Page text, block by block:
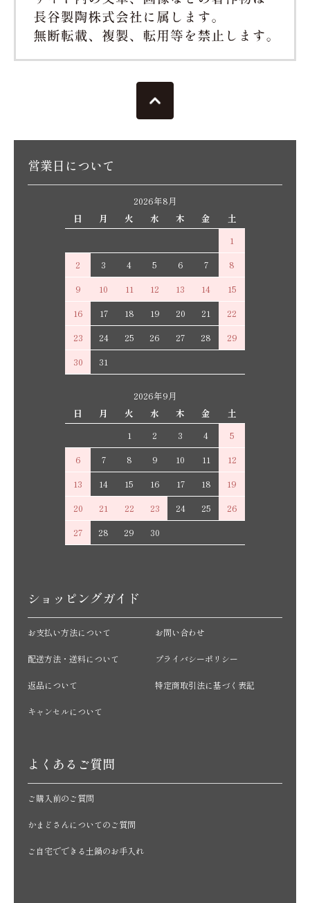
営業日について
2026年8月
日
月 火 水 木 金
土
1
2
3 4 5 6 7
8
9
10 11 12 13 14
15
16
17 18 19 20 21
22
23
24 25 26 27 28
29
30
31
2026年9月
日
月 火 水 木 金
土
1
2 3 4
5
6
7 8 9 10 11
12
13
14 15 16 17 18
19
20
21 22 23 24 25
26
27
28 29 30
ショッピングガイド
お支払い方法について
配送方法・送料について
返品について
キャンセルについて
お問い合わせ
プライバシーポリシー
特定商取引法に基づく表記
よくあるご質問
ご購入前のご質問
かまどさんについてのご質問
ご自宅でできる土鍋のお手入れ